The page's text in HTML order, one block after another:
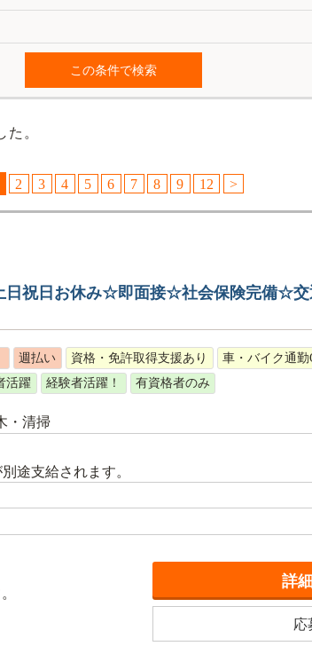
。
2 3 4 5 6 7 8 9 12 >
日祝日お休み☆即面接☆社会保険完備☆
週払い 資格・免許取得支援あり 車・バイク通勤
活躍 経験者活躍！ 有資格者のみ
・清掃
途支給されます。
詳
応